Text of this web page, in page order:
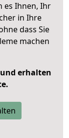
es Ihnen, Ihr
in Ihre
dass Sie
machen
erhalten